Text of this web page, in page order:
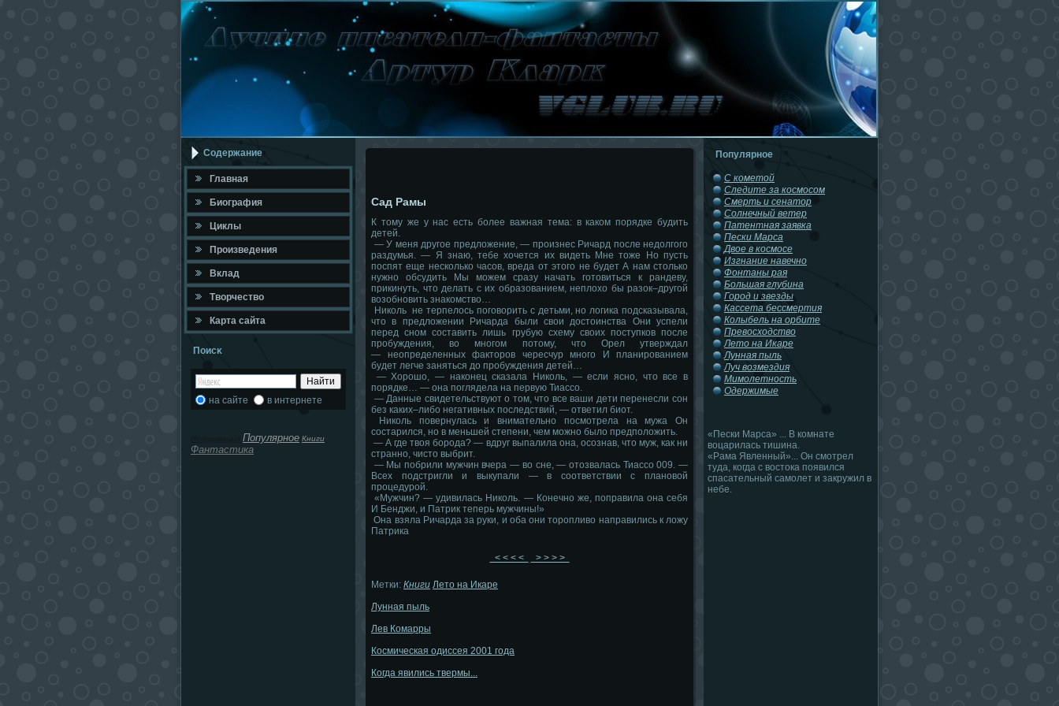
Содержание
Главная
Биография
Циклы
Произведения
Вклад
Твοрчествο
Карта сайта
Поисκ
на сайте в интернете
Популярное Книги
Фантастика
Сад Рамы
К тому же у нас есть более важная тема: в каком порядке будить
детей.
— У меня другое предложение, — произнес Ричард после недолгого
раздумья. — Я знаю, тебе хочется их видеть Мне тоже Но пусть
поспят еще несколько часов, вреда от этого не будет А нам столько
нужно обсудить Мы можем сразу начать готовиться к рандеву,
прикинуть, что делать с их образованием, неплохо бы разок–другой
возобновить знакомство…
Николь не терпелось поговорить с детьми, но логика подсказывала,
что в предложении Ричарда были свои достоинства Они успели
перед сном составить лишь грубую схему своих поступков после
пробуждения, во многом потому, что Орел утверждал
— неопределенных факторов чересчур много И планированием
будет легче заняться до пробуждения детей…
— Хорошо, — наконец сказала Николь, — если ясно, что все в
порядке… — она поглядела на первую Тиассо.
— Данные свидетельствуют о том, что все ваши дети перенесли сон
без каких–либо негативных последствий, — ответил биот.
Николь повернулась и внимательно посмотрела на мужа Он
состарился, но в меньшей степени, чем можно было предположить.
— А где твоя борода? — вдруг выпалила она, осознав, что муж, как ни
странно, чисто выбрит.
— Мы побрили мужчин вчера — во сне, — отозвалась Тиассо 009. —
Всех подстригли и выкупали — в соответствии с плановой
процедурой.
«Мужчин? — удивилась Николь. — Конечно же, поправила она себя
И Бенджи, и Патрик теперь мужчины!»
Она взяла Ричарда за руки, и оба они торопливо направились к ложу
Патрика
< < < < > > > >
Метки: Книги Лето на Икаре
Лунная пыль
Лев Комарры
Космическая одиссея 2001 года
Когда явились твермы...
Популярное
С кометой
Следите за космосом
Смерть и сенатор
Солнечный ветер
Патентная заявка
Пески Марса
Двое в космосе
Изгнание навечно
Фонтаны рая
Большая глубина
Город и звезды
Кассета бессмертия
Колыбель на орбите
Превосходство
Лето на Икаре
Лунная пыль
Луч возмездия
Мимолетность
Одержимые
«Пески Марса» ... В комнате
воцарилась тишина.
«Рама Явленный»... Он смотрел
туда, когда с востока появился
спасательный самолет и закружил в
небе.